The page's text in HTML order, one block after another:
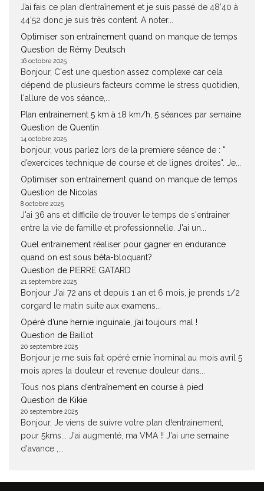
J’ai fais ce plan d’entraînement et je suis passé de 48’40 à
44’52 donc je suis très content. A noter...
Optimiser son entraînement quand on manque de temps
Question de Rémy Deutsch
16 octobre 2025
Bonjour, C'est une question assez complexe car cela
dépend de plusieurs facteurs comme le stress quotidien,
l'allure de vos séance,...
Plan entrainement 5 km à 18 km/h, 5 séances par semaine
Question de Quentin
14 octobre 2025
bonjour, vous parlez lors de la premiere séance de : "
d’exercices technique de course et de lignes droites". Je...
Optimiser son entraînement quand on manque de temps
Question de Nicolas
8 octobre 2025
J'ai 36 ans et difficile de trouver le temps de s'entrainer
entre la vie de famille et professionnelle. J'ai un...
Quel entrainement réaliser pour gagner en endurance
quand on est sous béta-bloquant?
Question de PIERRE GATARD
21 septembre 2025
Bonjour J'ai 72 ans et depuis 1 an et 6 mois, je prends 1/2
corgard le matin suite aux examens...
Opéré d’une hernie inguinale, j’ai toujours mal !
Question de Baillot
20 septembre 2025
Bonjour je me suis fait opéré ernie înominal au mois avril 5
mois apres la douleur et revenue douleur dans...
Tous nos plans d’entraînement en course à pied
Question de Kikie
20 septembre 2025
Bonjour, Je viens de suivre votre plan d!entrainement,
pour 5kms... J'ai augmenté, ma VMA !! J'ai une semaine
d'avance ,...